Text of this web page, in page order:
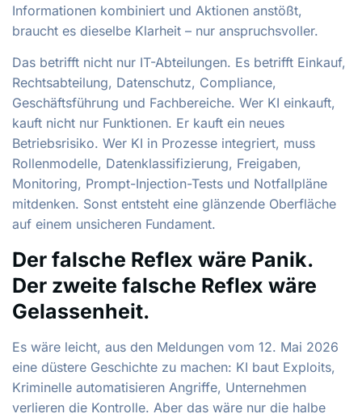
Informationen kombiniert und Aktionen anstößt,
braucht es dieselbe Klarheit – nur anspruchsvoller.
Das betrifft nicht nur IT-Abteilungen. Es betrifft Einkauf,
Rechtsabteilung, Datenschutz, Compliance,
Geschäftsführung und Fachbereiche. Wer KI einkauft,
kauft nicht nur Funktionen. Er kauft ein neues
Betriebsrisiko. Wer KI in Prozesse integriert, muss
Rollenmodelle, Datenklassifizierung, Freigaben,
Monitoring, Prompt-Injection-Tests und Notfallpläne
mitdenken. Sonst entsteht eine glänzende Oberfläche
auf einem unsicheren Fundament.
Der falsche Reflex wäre Panik.
Der zweite falsche Reflex wäre
Gelassenheit.
Es wäre leicht, aus den Meldungen vom 12. Mai 2026
eine düstere Geschichte zu machen: KI baut Exploits,
Kriminelle automatisieren Angriffe, Unternehmen
verlieren die Kontrolle. Aber das wäre nur die halbe